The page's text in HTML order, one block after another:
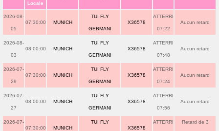
Locale
2026-08-
05
07:30:00 MUNICH
TUI FLY
GERMANI
X36578
ATTERRI
07:22
Aucun retard
2026-08-
03
08:00:00 MUNICH
TUI FLY
GERMANI
X36578
ATTERRI
07:48
Aucun retard
2026-07-
29
07:30:00 MUNICH
TUI FLY
GERMANI
X36578
ATTERRI
07:24
Aucun retard
2026-07-
27
08:00:00 MUNICH
TUI FLY
GERMANI
X36578
ATTERRI
07:56
Aucun retard
2026-07-
07:30:00 MUNICH
TUI FLY
X36578
ATTERRI Retard de 3